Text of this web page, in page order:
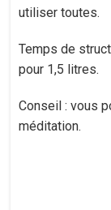
utiliser toutes.
Temps de
pour 1,5 litres.
Conseil : vous
méditation.